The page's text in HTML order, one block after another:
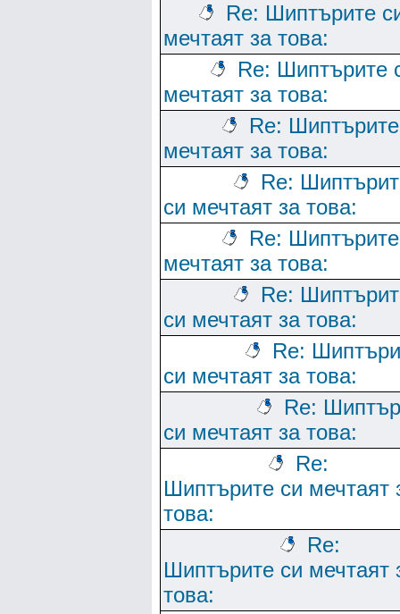
Re: Шиптърите
мечтаят за това:
Re: Шиптърите
мечтаят за това:
Re:
мечтаят за това:
Re:
си мечтаят за това:
Re:
мечтаят за това:
Re:
си мечтаят за това:
Re:
си мечтаят за това:
Re:
си мечтаят за това:
Re:
Шиптърите си мечтаят
това:
Re:
Шиптърите си мечтаят
това: